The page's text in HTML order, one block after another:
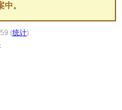
。
(统计)